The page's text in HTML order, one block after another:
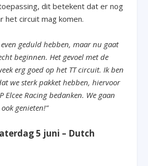
dit betekent dat er nog
het circuit mag komen.
even geduld hebben, maar nu gaat
beginnen. Het gevoel met de
erg goed op het TT circuit. Ik ben
we sterk pakket hebben, hiervoor
Elcee Racing bedanken. We gaan
genieten!”
5 juni – Dutch